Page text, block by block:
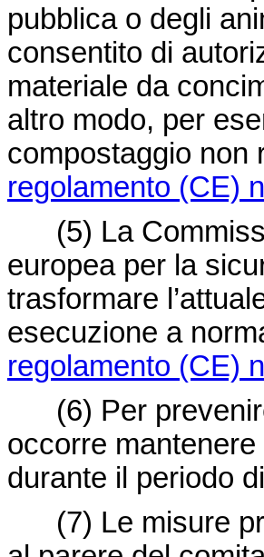
pubblica o degli
consentito di
materiale da
altro modo, per
compostaggio non
regolamento (CE)
(5) La
europea per la
trasformare
esecuzione a
regolamento (CE)
(6) Per
occorre
durante il periodo
(7) Le misure